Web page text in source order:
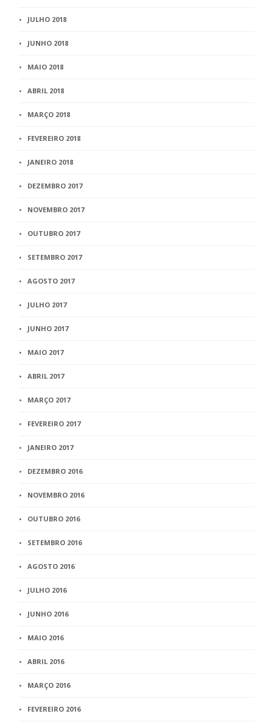
JULHO 2018
JUNHO 2018
MAIO 2018
ABRIL 2018
MARÇO 2018
FEVEREIRO 2018
JANEIRO 2018
DEZEMBRO 2017
NOVEMBRO 2017
OUTUBRO 2017
SETEMBRO 2017
AGOSTO 2017
JULHO 2017
JUNHO 2017
MAIO 2017
ABRIL 2017
MARÇO 2017
FEVEREIRO 2017
JANEIRO 2017
DEZEMBRO 2016
NOVEMBRO 2016
OUTUBRO 2016
SETEMBRO 2016
AGOSTO 2016
JULHO 2016
JUNHO 2016
MAIO 2016
ABRIL 2016
MARÇO 2016
FEVEREIRO 2016